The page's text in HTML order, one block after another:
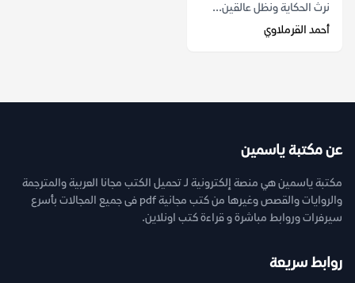
نرث الحكاية ونظل عالقين...
أحمد القرملاوي
عن مكتبة ياسمين
مكتبة ياسمين هي منصة إلكترونية لـ تحميل الكتب مجانا العربية والمترجمة
والروايات والقصص وغيرها من كتب مجانية pdf فى جميع المجالات بأسرع
سيرفرات وروابط مباشرة و قراءة كتب اونلاين.
روابط سريعة